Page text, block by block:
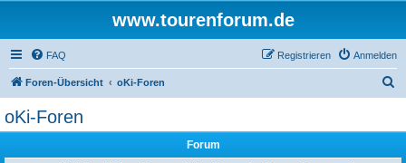
www.tourenforum.de
FAQ Anmelden
Registrieren
Foren-Übersicht oKi-Foren
oKi-Foren
Forum